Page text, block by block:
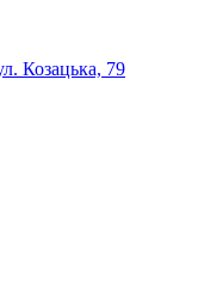
Козацька, 79